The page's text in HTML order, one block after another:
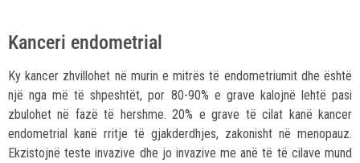
Kanceri endometrial
Ky kancer zhvillohet në murin e mitrës të endometriumit dhe është
një nga më të shpeshtët, por 80-90% e grave kalojnë lehtë pasi
zbulohet në fazë të hershme. 20% e grave të cilat kanë kancer
endometrial kanë rritje të gjakderdhjes, zakonisht në menopauz.
Ekzistojnë teste invazive dhe jo invazive me anë të të cilave mund